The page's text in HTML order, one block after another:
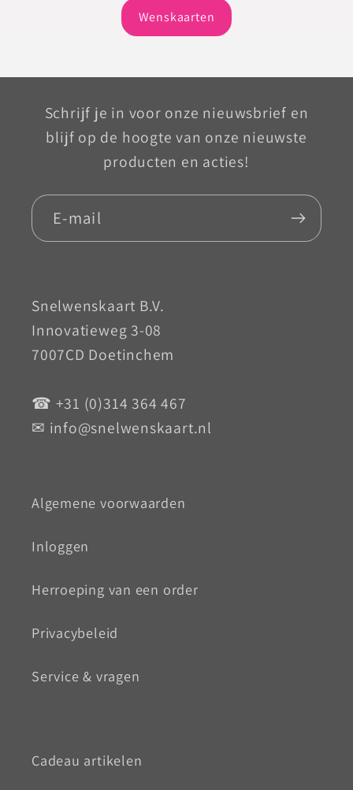
Wenskaarten
Schrijf je in voor onze nieuwsbrief en
blijf op de hoogte van onze nieuwste
producten en acties!
E‑mail
Snelwenskaart B.V.
Innovatieweg 3-08
7007CD Doetinchem
☎ +31 (0)314 364 467
✉ info@snelwenskaart.nl
Algemene voorwaarden
Inloggen
Herroeping van een order
Privacybeleid
Service & vragen
Cadeau artikelen